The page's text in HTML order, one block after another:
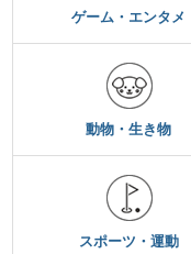
ゲーム・エンタメ
動物・生き物
スポーツ・運動